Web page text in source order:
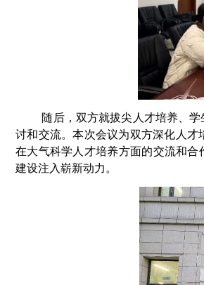
随后，双方就拔尖人才培养、
讨和交流。本次会议为双方深化人
在大气科学人才培养方面的交流和
建设注入崭新动力。